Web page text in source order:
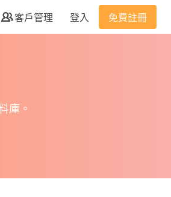
客戶管理 登入 免費註冊
庫。